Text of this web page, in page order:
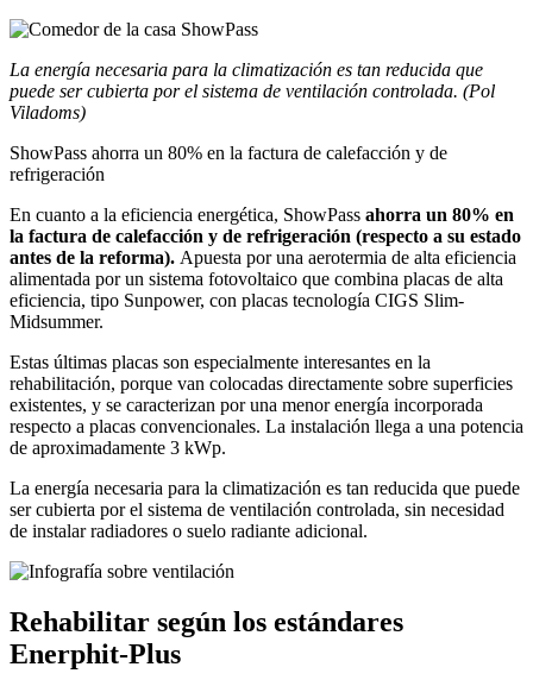
La energía necesaria para la climatización es tan reducida que
puede ser cubierta por el sistema de ventilación controlada. (Pol
Viladoms)
ShowPass ahorra un 80% en la factura de calefacción y de
refrigeración
En cuanto a la eficiencia energética, ShowPass ahorra un 80% en
la factura de calefacción y de refrigeración (respecto a su estado
antes de la reforma). Apuesta por una aerotermia de alta eficiencia
alimentada por un sistema fotovoltaico que combina placas de alta
eficiencia, tipo Sunpower, con placas tecnología CIGS Slim-
Midsummer.
Estas últimas placas son especialmente interesantes en la
rehabilitación, porque van colocadas directamente sobre superficies
existentes, y se caracterizan por una menor energía incorporada
respecto a placas convencionales. La instalación llega a una potencia
de aproximadamente 3 kWp.
La energía necesaria para la climatización es tan reducida que puede
ser cubierta por el sistema de ventilación controlada, sin necesidad
de instalar radiadores o suelo radiante adicional.
Rehabilitar según los estándares
Enerphit-Plus